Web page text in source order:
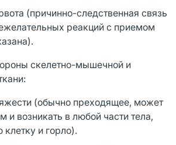
(причинно-следственная связь
реакций с приемом
скелетно-мышечной и
(обычно преходящее, может
и возникать в любой части тела,
и горло).